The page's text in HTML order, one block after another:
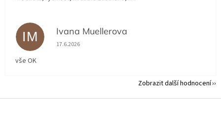
IM Ivana Muellerova
Hodnocení obchodu je 5 z 5 hvězdiček.
17.6.2026
vše OK
Zobrazit další hodnocení
Z